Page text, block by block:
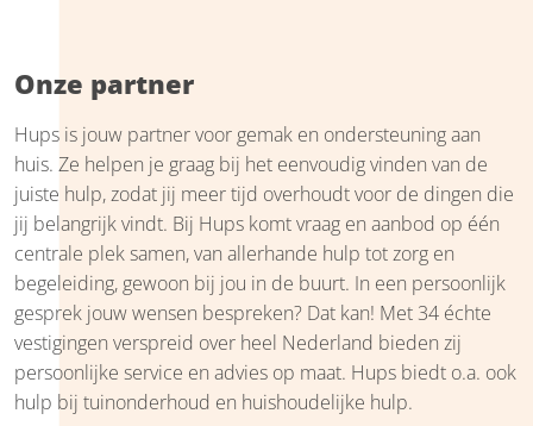
Onze partner
Hups is jouw partner voor gemak en ondersteuning aan
huis. Ze helpen je graag bij het eenvoudig vinden van de
juiste hulp, zodat jij meer tijd overhoudt voor de dingen die
jij belangrijk vindt. Bij Hups komt vraag en aanbod op één
centrale plek samen, van allerhande hulp tot zorg en
begeleiding, gewoon bij jou in de buurt. In een persoonlijk
gesprek jouw wensen bespreken? Dat kan! Met 34 échte
vestigingen verspreid over heel Nederland bieden zij
persoonlijke service en advies op maat. Hups biedt o.a. ook
hulp bij tuinonderhoud en huishoudelijke hulp.